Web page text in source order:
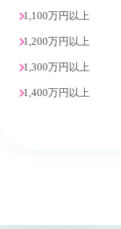
1,100万円以上
1,200万円以上
1,300万円以上
1,400万円以上